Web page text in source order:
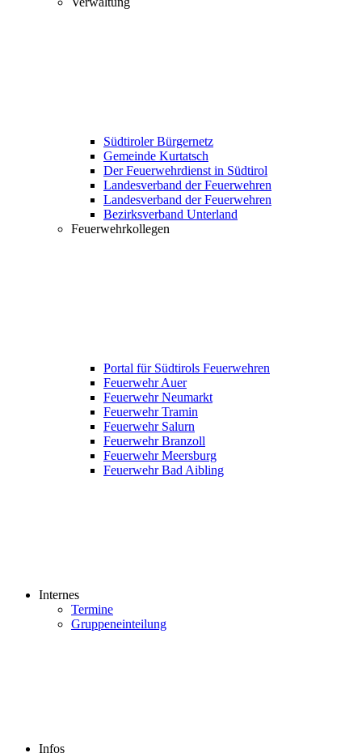
Südtiroler Bürgernetz
Gemeinde Kurtatsch
Der Feuerwehrdienst in Südtirol
Landesverband der Feuerwehren
Landesverband der Feuerwehren
Bezirksverband Unterland
Feuerwehrkollegen
Portal für Südtirols Feuerwehren
Feuerwehr Auer
Feuerwehr Neumarkt
Feuerwehr Tramin
Feuerwehr Salurn
Feuerwehr Branzoll
Feuerwehr Meersburg
Feuerwehr Bad Aibling
Internes
Termine
Gruppeneinteilung
Infos